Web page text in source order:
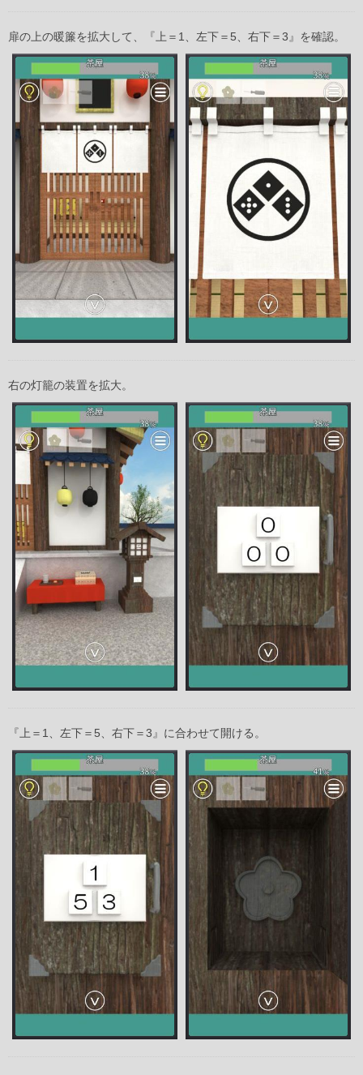
扉の上の暖簾を拡大して、『上＝1、左下＝5、右下＝3』を確認。
右の灯籠の装置を拡大。
『上＝1、左下＝5、右下＝3』に合わせて開ける。